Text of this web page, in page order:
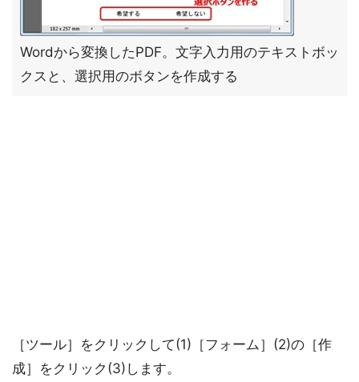
Wordから変換したPDF。文字入力用のテキストボッ
クスと、選択用のボタンを作成する
［ツール］をクリックして(1)［フォーム］(2)の［作
成］をクリック(3)します。